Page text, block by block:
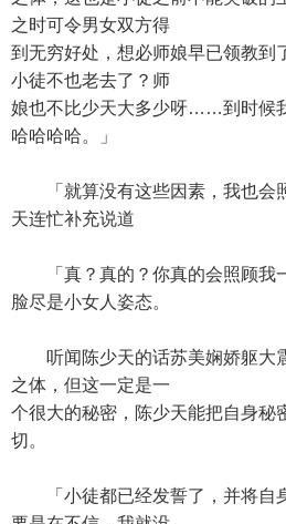
之时可令男女双方得
到无穷好处，想必师娘早已领教到
小徒不也老去了？师
娘也不比少天大多少呀……到时候
哈哈哈哈。」
「就算没有这些因素，我也会
天连忙补充说道
「真？真的？你真的会照顾我
脸尽是小女人姿态。
听闻陈少天的话苏美娴娇躯大
之体，但这一定是一
个很大的秘密，陈少天能把自身秘
切。
「小徒都已经发誓了，并将自